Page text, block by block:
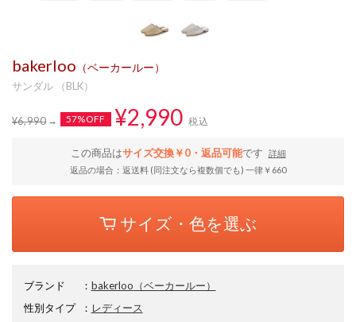
bakerloo （ベーカールー）
サンダル （BLK）
¥6,990 57%OFF ¥2,990 税込
この商品はサイズ交換￥0・返品可能です
詳細
返品の場合：返送料 (同注文なら複数個でも) 一律￥660
サイズ・色を選ぶ
ブランド ： bakerloo （ベーカールー）
性別タイプ
： レディース